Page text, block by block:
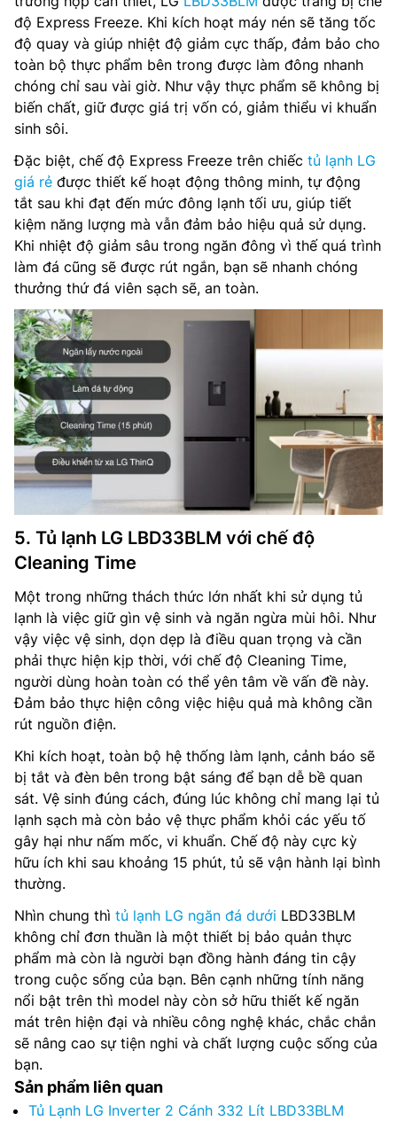
độ Express Freeze. Khi kích hoạt máy nén sẽ tăng tốc
độ quay và giúp nhiệt độ giảm cực thấp, đảm bảo cho
toàn bộ thực phẩm bên trong được làm đông nhanh
chóng chỉ sau vài giờ. Như vậy thực phẩm sẽ không bị
biến chất, giữ được giá trị vốn có, giảm thiểu vi khuẩn
sinh sôi.
Đặc biệt, chế độ Express Freeze trên chiếc tủ lạnh LG
giá rẻ được thiết kế hoạt động thông minh, tự động
tắt sau khi đạt đến mức đông lạnh tối ưu, giúp tiết
kiệm năng lượng mà vẫn đảm bảo hiệu quả sử dụng.
Khi nhiệt độ giảm sâu trong ngăn đông vì thế quá trình
làm đá cũng sẽ được rút ngắn, bạn sẽ nhanh chóng
thưởng thứ đá viên sạch sẽ, an toàn.
5. Tủ lạnh LG LBD33BLM với chế độ
Cleaning Time
Một trong những thách thức lớn nhất khi sử dụng tủ
lạnh là việc giữ gìn vệ sinh và ngăn ngừa mùi hôi. Như
vậy việc vệ sinh, dọn dẹp là điều quan trọng và cần
phải thực hiện kịp thời, với chế độ Cleaning Time,
người dùng hoàn toàn có thể yên tâm về vấn đề này.
Đảm bảo thực hiện công việc hiệu quả mà không cần
rút nguồn điện.
Khi kích hoạt, toàn bộ hệ thống làm lạnh, cảnh báo sẽ
bị tắt và đèn bên trong bật sáng để bạn dễ bề quan
sát. Vệ sinh đúng cách, đúng lúc không chỉ mang lại tủ
lạnh sạch mà còn bảo vệ thực phẩm khỏi các yếu tố
gây hại như nấm mốc, vi khuẩn. Chế độ này cực kỳ
hữu ích khi sau khoảng 15 phút, tủ sẽ vận hành lại bình
thường.
Nhìn chung thì tủ lạnh LG ngăn đá dưới LBD33BLM
không chỉ đơn thuần là một thiết bị bảo quản thực
phẩm mà còn là người bạn đồng hành đáng tin cậy
trong cuộc sống của bạn. Bên cạnh những tính năng
nổi bật trên thì model này còn sở hữu thiết kế ngăn
mát trên hiện đại và nhiều công nghệ khác, chắc chắn
sẽ nâng cao sự tiện nghi và chất lượng cuộc sống của
bạn.
Sản phẩm liên quan
Tủ Lạnh LG Inverter 2 Cánh 332 Lít LBD33BLM